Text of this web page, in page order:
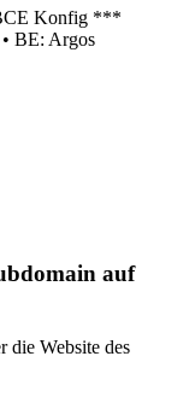
Konfig ***
BE: Argos
auf
die Website des